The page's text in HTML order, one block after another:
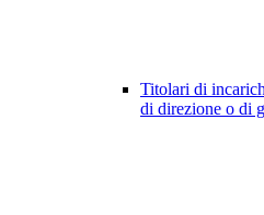
Titolari di
di direzione o di